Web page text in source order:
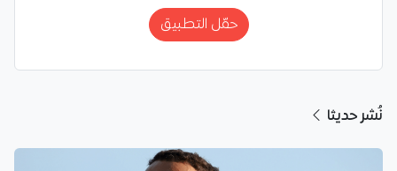
حمّل التطبيق
نُشر حديثا